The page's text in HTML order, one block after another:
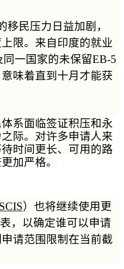
移民压力日益加剧，
限。来自印度的就业
同一国家的未保留EB-5
味着直到十月才能获
系面临签证积压和永
际。对许多申请人来
时间更长、可用的路
加严格。
）也将继续使用更
，以确定谁可以申请
请范围限制在当前截